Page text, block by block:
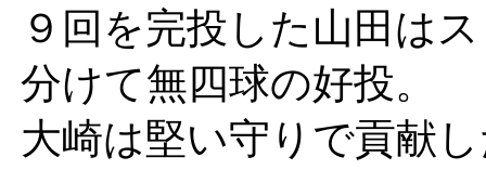
９回を完投した山田は
分けて無四球の好投。
大崎は堅い守りで貢献